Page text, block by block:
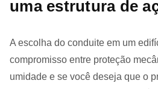
uma estrutura de
A escolha do conduite em um
compromisso entre proteção
umidade e se você deseja que o